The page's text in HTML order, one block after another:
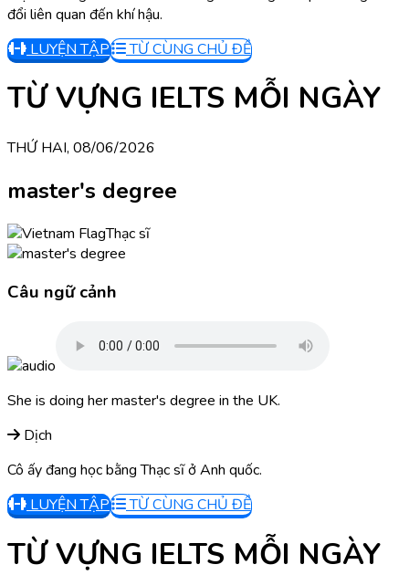
đổi liên quan đến khí hậu.
LUYỆN TẬP
TỪ CÙNG CHỦ ĐỀ
TỪ VỰNG IELTS MỖI NGÀY
THỨ HAI, 08/06/2026
master's degree
Thạc sĩ
Câu ngữ cảnh
She is doing her master's degree in the UK.
Dịch
Cô ấy đang học bằng Thạc sĩ ở Anh quốc.
LUYỆN TẬP
TỪ CÙNG CHỦ ĐỀ
TỪ VỰNG IELTS MỖI NGÀY